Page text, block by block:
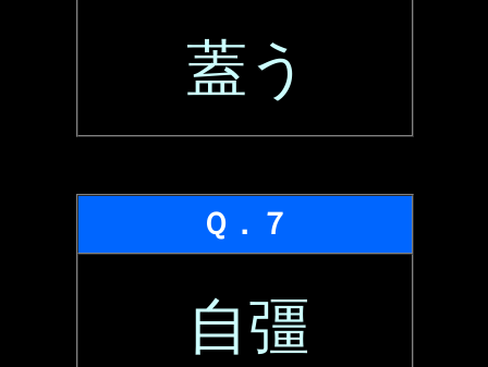
蓋う
Ｑ．７
自彊